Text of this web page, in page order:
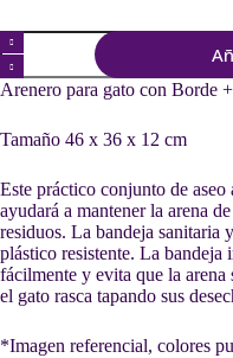
Kit
Arenero
para
gato
Borde
Plato
+
Pala
cantidad
Arenero para gato con Borde
Tamaño 46 x 36 x 12 cm
Este práctico conjunto de
ayudará a mantener la arena
residuos. La bandeja sanitaria
plástico resistente. La bandeja
fácilmente y evita que la arena
el gato rasca tapando sus
*Imagen referencial, colores